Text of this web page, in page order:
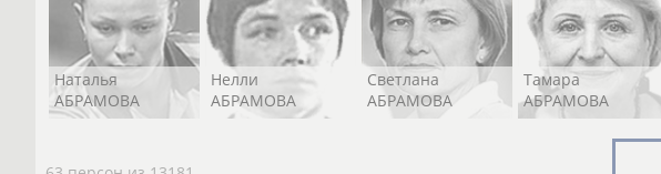
Наталья
АБРАМОВА
Нелли
АБРАМОВА
Светлана
АБРАМОВА
Тамара
АБРАМОВА